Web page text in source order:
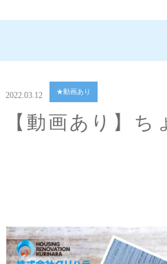
2022.03.12 ★動画あり
【動画あり】ち